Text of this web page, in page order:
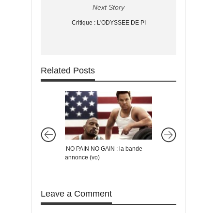
Next Story
Critique : L'ODYSSEE DE PI
Related Posts
NO PAIN NO GAIN : la bande
annonce (vo)
Leave a Comment